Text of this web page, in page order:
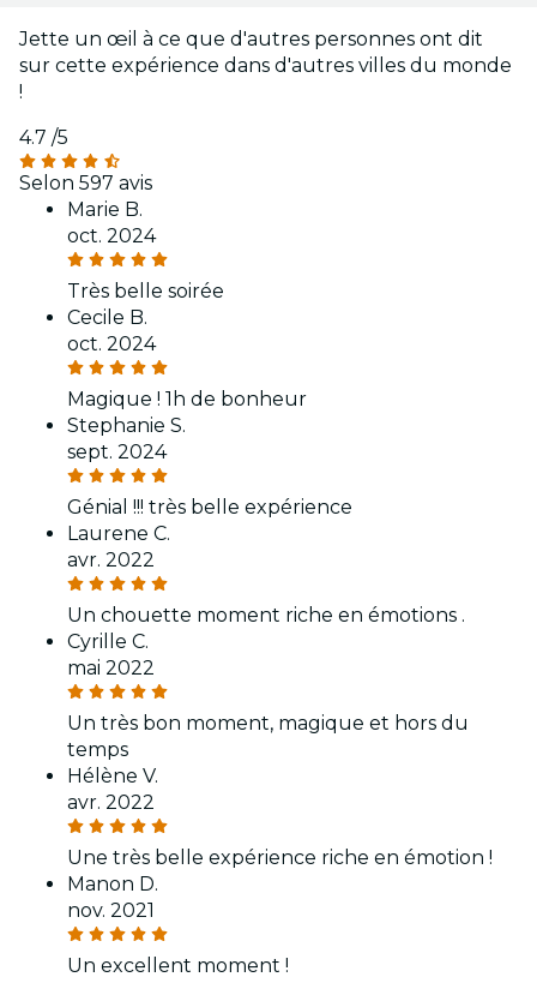
Jette un œil à ce que d'autres personnes ont dit
sur cette expérience dans d'autres villes du monde
!
4.7 /5
Selon 597 avis
Marie B.
oct. 2024
Très belle soirée
Cecile B.
oct. 2024
Magique ! 1h de bonheur
Stephanie S.
sept. 2024
Génial !!! très belle expérience
Laurene C.
avr. 2022
Un chouette moment riche en émotions .
Cyrille C.
mai 2022
Un très bon moment, magique et hors du
temps
Hélène V.
avr. 2022
Une très belle expérience riche en émotion !
Manon D.
nov. 2021
Un excellent moment !